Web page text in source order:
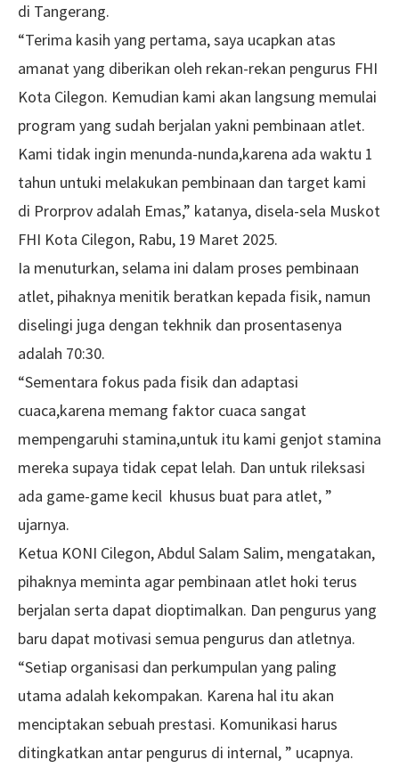
di Tangerang.
“Terima kasih yang pertama, saya ucapkan atas
amanat yang diberikan oleh rekan-rekan pengurus FHI
Kota Cilegon. Kemudian kami akan langsung memulai
program yang sudah berjalan yakni pembinaan atlet.
Kami tidak ingin menunda-nunda,karena ada waktu 1
tahun untuki melakukan pembinaan dan target kami
di Prorprov adalah Emas,” katanya, disela-sela Muskot
FHI Kota Cilegon, Rabu, 19 Maret 2025.
Ia menuturkan, selama ini dalam proses pembinaan
atlet, pihaknya menitik beratkan kepada fisik, namun
diselingi juga dengan tekhnik dan prosentasenya
adalah 70:30.
“Sementara fokus pada fisik dan adaptasi
cuaca,karena memang faktor cuaca sangat
mempengaruhi stamina,untuk itu kami genjot stamina
mereka supaya tidak cepat lelah. Dan untuk rileksasi
ada game-game kecil khusus buat para atlet, ”
ujarnya.
Ketua KONI Cilegon, Abdul Salam Salim, mengatakan,
pihaknya meminta agar pembinaan atlet hoki terus
berjalan serta dapat dioptimalkan. Dan pengurus yang
baru dapat motivasi semua pengurus dan atletnya.
“Setiap organisasi dan perkumpulan yang paling
utama adalah kekompakan. Karena hal itu akan
menciptakan sebuah prestasi. Komunikasi harus
ditingkatkan antar pengurus di internal, ” ucapnya.